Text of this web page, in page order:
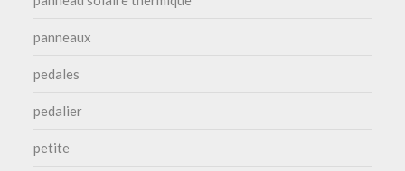
panneaux
pedales
pedalier
petite